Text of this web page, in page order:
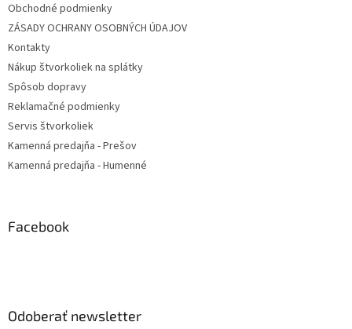
Obchodné podmienky
ZÁSADY OCHRANY OSOBNÝCH ÚDAJOV
Kontakty
Nákup štvorkoliek na splátky
Spôsob dopravy
Reklamačné podmienky
Servis štvorkoliek
Kamenná predajňa - Prešov
Kamenná predajňa - Humenné
Facebook
Odoberať newsletter